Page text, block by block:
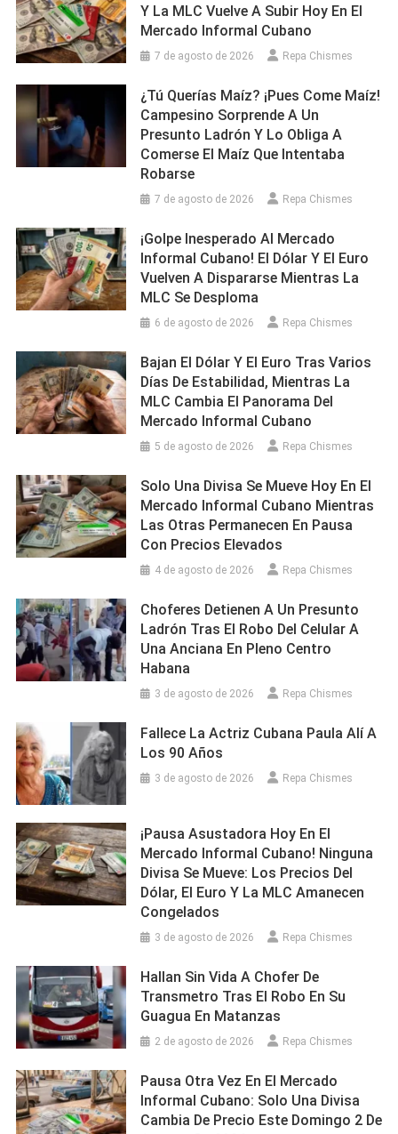
Y La MLC Vuelve A Subir Hoy En El
Mercado Informal Cubano
7 de agosto de 2026 Repa Chismes
¿Tú Querías Maíz? ¡Pues Come Maíz!
Campesino Sorprende A Un
Presunto Ladrón Y Lo Obliga A
Comerse El Maíz Que Intentaba
Robarse
7 de agosto de 2026 Repa Chismes
¡Golpe Inesperado Al Mercado
Informal Cubano! El Dólar Y El Euro
Vuelven A Dispararse Mientras La
MLC Se Desploma
6 de agosto de 2026 Repa Chismes
Bajan El Dólar Y El Euro Tras Varios
Días De Estabilidad, Mientras La
MLC Cambia El Panorama Del
Mercado Informal Cubano
5 de agosto de 2026 Repa Chismes
Solo Una Divisa Se Mueve Hoy En El
Mercado Informal Cubano Mientras
Las Otras Permanecen En Pausa
Con Precios Elevados
4 de agosto de 2026 Repa Chismes
Choferes Detienen A Un Presunto
Ladrón Tras El Robo Del Celular A
Una Anciana En Pleno Centro
Habana
3 de agosto de 2026 Repa Chismes
Fallece La Actriz Cubana Paula Alí A
Los 90 Años
3 de agosto de 2026 Repa Chismes
¡Pausa Asustadora Hoy En El
Mercado Informal Cubano! Ninguna
Divisa Se Mueve: Los Precios Del
Dólar, El Euro Y La MLC Amanecen
Congelados
3 de agosto de 2026 Repa Chismes
Hallan Sin Vida A Chofer De
Transmetro Tras El Robo En Su
Guagua En Matanzas
2 de agosto de 2026 Repa Chismes
Pausa Otra Vez En El Mercado
Informal Cubano: Solo Una Divisa
Cambia De Precio Este Domingo 2 De